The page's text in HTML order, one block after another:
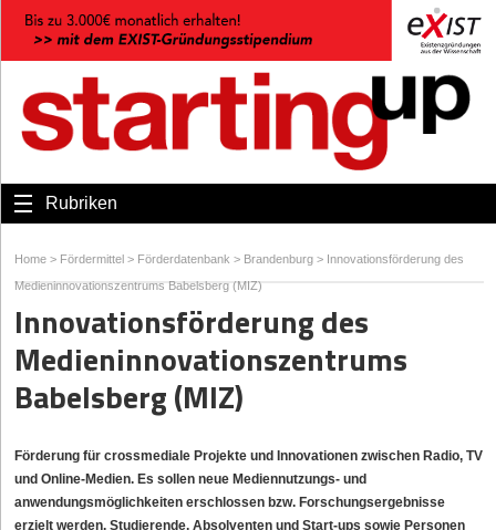
Rubriken
Home > Fördermittel > Förderdatenbank > Brandenburg > Innovationsförderung des
Medieninnovationszentrums Babelsberg (MIZ)
Innovationsförderung des
Medieninnovationszentrums
Babelsberg (MIZ)
Förderung für crossmediale Projekte und Innovationen zwischen Radio, TV
und Online-Medien. Es sollen neue Mediennutzungs- und
anwendungsmöglichkeiten erschlossen bzw. Forschungsergebnisse
erzielt werden. Studierende, Absolventen und Start-ups sowie Personen